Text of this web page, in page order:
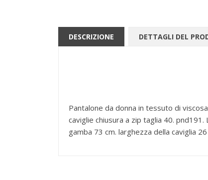
DESCRIZIONE DETTAGLI DEL
Pantalone da donna in tessuto di
caviglie chiusura a zip taglia 40.
gamba 73 cm. larghezza della caviglia